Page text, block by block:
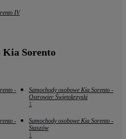
IV
Kia Sorento
-
Samochody osobowe Kia Sorento -
Ostrowiec Świętokrzyski
1
-
Samochody osobowe Kia Sorento -
Staszów
1